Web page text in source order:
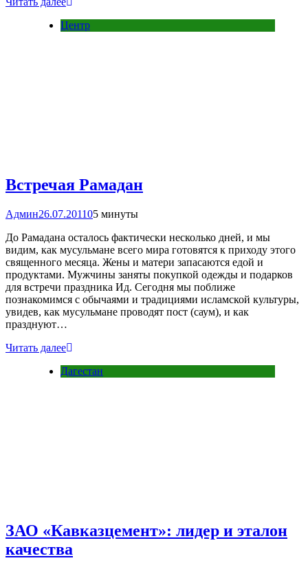
Центр
Встречая Рамадан
Админ26.07.201105 минуты
До Рамадана осталось фактически несколько дней, и мы
видим, как мусульмане всего мира готовятся к приходу этого
священного месяца. Жены и матери запасаются едой и
продуктами. Мужчины заняты покупкой одежды и подарков
для встречи праздника Ид. Сегодня мы поближе
познакомимся с обычаями и традициями исламской культуры,
увидев, как мусульмане проводят пост (саум), и как
празднуют…
Читать далее
Дагестан
ЗАО «Кавказцемент»: лидер и эталон
качества